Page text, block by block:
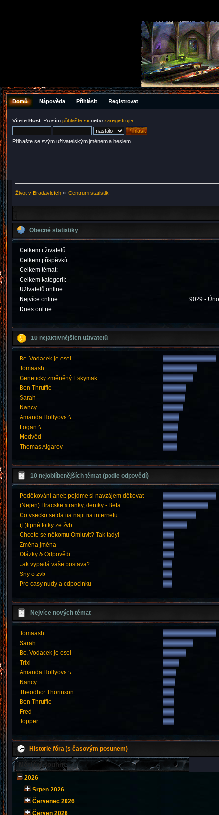
Domů Nápověda Přihlásit Registrovat
Vítejte Host . Prosím přihlašte se nebo zaregistrujte
Přihlašte se svým uživatelským jménem a heslem.
Život v Bradavicích » Centrum statistik
Obecné statistiky
Celkem uživatelů:
Celkem příspěvků:
Celkem témat:
Celkem kategorií:
Uživatelů online:
Nejvíce online:
9029 -
Dnes online:
10 nejaktivnějších uživatelů
Bc. Vodacek je osel
Tomaash
Geneticky změněný Eskymak
Ben Thruffle
Sarah
Nancy
Amanda Hollyova ϟ
Logan ϟ
Medvěd
Thomas Algarov
10 nejoblíbenějších témat (podle odpovědí)
Poděkování aneb pojdme si navzájem děkovat
(Nejen) Hráčské stránky, deníky - Beta
Co vsecko se da na najit na internetu
(F)tipné fotky ze žvb
Chcete se někomu Omluvit? Tak tady!
Změna jména
Otázky & Odpovědi
Jak vypadá vaše postava?
Sny o zvb
Pro casy nudy a odpocinku
Nejvíce nových témat
Tomaash
Sarah
Bc. Vodacek je osel
Trixi
Amanda Hollyova ϟ
Nancy
Theodhor Thorinson
Ben Thruffle
Fred
Topper
Historie fóra (s časovým posunem)
Měsíční souhrn
2026
Srpen 2026
Červenec 2026
Červen 2026